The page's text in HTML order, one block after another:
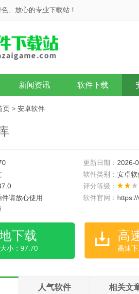
、放心的专业下载站！
新闻资讯 软件下载
页 > 安卓软件
更新日期： 2026-
软件类别： 安卓软
评分等级：
件请放心使用 软件官网：
下载
小：97.70
高
高速
人气软件 相关文